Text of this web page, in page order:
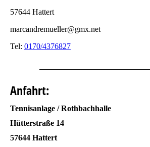
57644 Hattert
marcandremueller@gmx.net
Tel: 0170/4376827
Anfahrt:
Tennisanlage / Rothbachhalle
Hütterstraße 14
57644 Hattert